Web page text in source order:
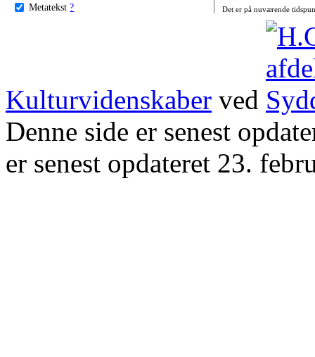
Metatekst ?
Det er på nuværende
Kulturvidenskaber ved
Denne side er senest
er senest opdateret 23.